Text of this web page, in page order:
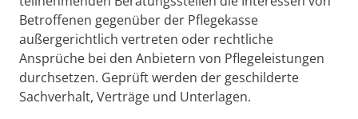
Betroffenen gegenüber der Pflegekasse
außergerichtlich vertreten oder rechtliche
Ansprüche bei den Anbietern von Pflegeleistungen
durchsetzen. Geprüft werden der geschilderte
Sachverhalt, Verträge und Unterlagen.